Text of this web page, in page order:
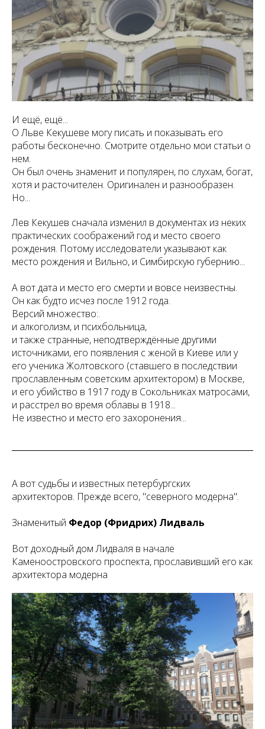
И ещё, ещё...
О Льве Кекушеве могу писать и показывать его
работы бесконечно. Смотрите отдельно мои статьи о
нем.
Он был очень знаменит и популярен, по слухам, богат,
хотя и расточителен. Оригинален и разнообразен.
Но...
Лев Кекушев сначала изменил в документах из неких
практических соображений год и место своего
рождения. Потому исследователи указывают как
место рождения и Вильно, и Симбирскую губернию...
А вот дата и место его смерти и вовсе неизвестны.
Он как будто исчез после 1912 года.
Версий множество:.
и алкоголизм, и психбольница,
и также странные, неподтверждённые другими
источниками, его появления с женой в Киеве или у
его ученика Жолтовского (ставшего в последствии
прославленным советским архитектором) в Москве,
и его убийство в 1917 году в Сокольниках матросами,
и расстрел во время облавы в 1918...
Не известно и место его захоронения...
А вот судьбы и известных петербургских
архитекторов. Прежде всего, "северного модерна".
Знаменитый Федор (Фридрих) Лидваль
Вот доходный дом Лидваля в начале
Каменоостровского проспекта, прославивший его как
архитектора модерна